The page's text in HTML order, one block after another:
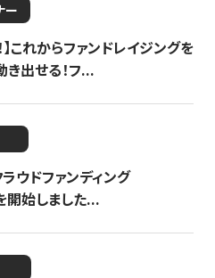
ー
】これからファンドレイジングを
出せる！フ...
ウドファンディング
開始しました...